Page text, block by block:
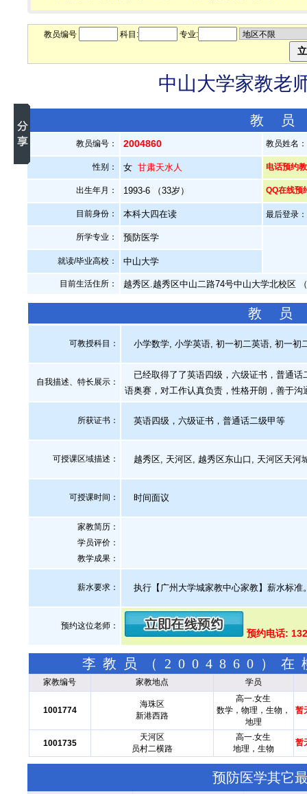
教员编号 科目: 专业:
中山大学家教老
教
教员编号： 2004860 教员姓名
性别： 女甘肃天水人 电话预约
出生年月： 1993-6 （33岁） QQ在线预
目前身份： 本科大四在读 最后登录
所学专业： 预防医学
就读/毕业高校： 中山大学
目前生活住所： 越秀区.越秀区中山二路74号中山大学北校区
教 员
可教授科目： 小学数学, 小学英语, 初一初二英语, 初一初
自我描述、特长展示 ：
已经取得了了英语四级，六级证书，普通话
语奥赛，对工作认真负责，性格开朗，善于沟
所获证书 ： 英语四级，六级证书，普通话二级甲等
可授课区域描述： 越秀区, 天河区, 越秀区东山口, 天河区天河
可授课时间： 时间面议
家教简历：
学员评价：
教学成果：
薪水要求： 执行【广州大学城家教中心家教】薪水标准
预约这位老师：
预约电话:
李教员（2004860）在
家教编号 家教地点 学员
1001774
海珠区
新港西路
高一.女生
数学，物理，生物，
地理
暂
1001735
天河区
员村二横路
高一.女生
地理，生物
暂
预防医学其它